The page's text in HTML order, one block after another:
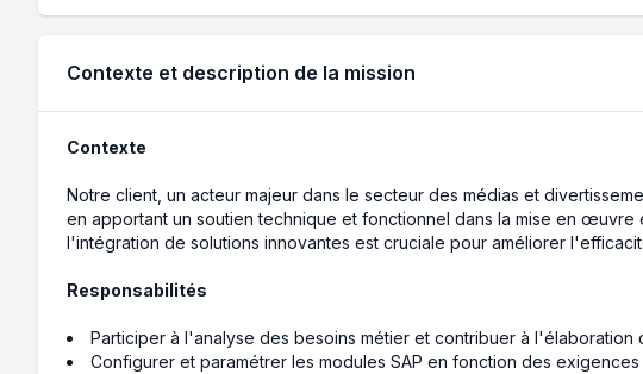
Contexte et description de la mission
Contexte
Notre client, un acteur majeur dans le secteur des médias et
en apportant un soutien technique et fonctionnel dans la mise en œuvre
l'intégration de solutions innovantes est cruciale pour améliorer
Responsabilités
Participer à l'analyse des besoins métier et contribuer à l'élaboration
Configurer et paramétrer les modules SAP en fonction des exigences